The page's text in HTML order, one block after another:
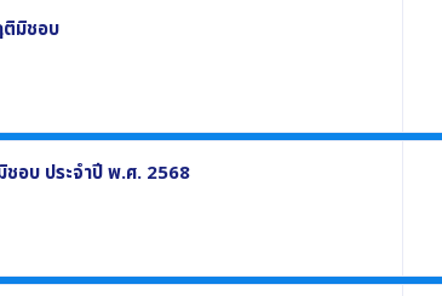
น
เวลา
ติมิชอบ
แจ้งเรื่องร้องเรียนการทุจริตและประพฤติมิชอบ โดยต้อง
องหน่วยงาน
อบ ประจำปี พ.ศ. 2568
ประจำปี พ.ศ. 2568 อย่างน้อยประกอบด้วย